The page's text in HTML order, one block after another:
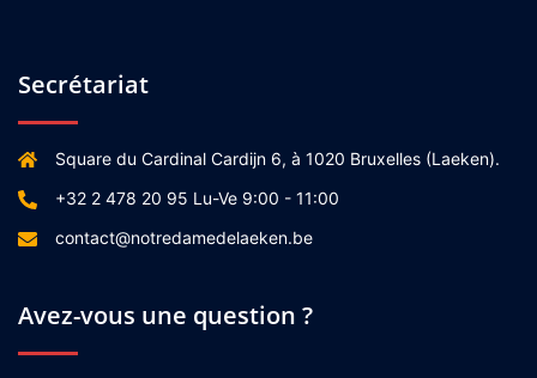
Secrétariat
Square du Cardinal Cardijn 6, à 1020 Bruxelles (Laeken).
+32 2 478 20 95 Lu-Ve 9:00 - 11:00
contact@notredamedelaeken.be
Avez-vous une question ?